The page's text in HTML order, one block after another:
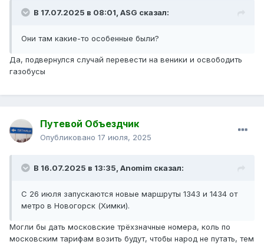
В 17.07.2025 в 08:01, ASG сказал:
Они там какие-то особенные были?
Да, подвернулся случай перевести на веники и освободить
газобусы
Путевой Объездчик
Опубликовано 17 июля, 2025
В 16.07.2025 в 13:35, Anomim сказал:
С 26 июля запускаются новые маршруты 1343 и 1434 от
метро в Новогорск (Химки).
Могли бы дать московские трёхзначные номера, коль по
московским тарифам возить будут, чтобы народ не путать, тем